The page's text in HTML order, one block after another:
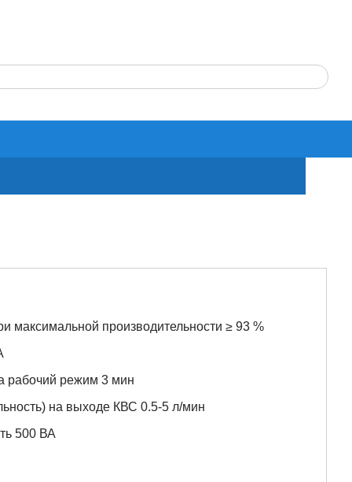
максимальной производительности ≥ 93 %
рабочий режим 3 мин
на выходе КВС 0.5-5 л/мин
500 ВА